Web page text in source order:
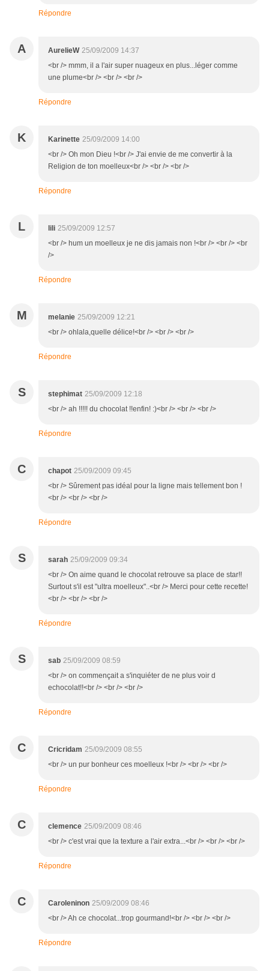
Répondre
A AurelieW 25/09/2009 14:37
<br /> mmm, il a l'air super nuageux en plus...léger comme
une plume<br /> <br /> <br />
Répondre
K Karinette 25/09/2009 14:00
<br /> Oh mon Dieu !<br /> J'ai envie de me convertir à la
Religion de ton moelleux<br /> <br /> <br />
Répondre
L lili 25/09/2009 12:57
<br /> hum un moelleux je ne dis jamais non !<br /> <br /> <br
/>
Répondre
M melanie 25/09/2009 12:21
<br /> ohlala,quelle délice!<br /> <br /> <br />
Répondre
S stephimat 25/09/2009 12:18
<br /> ah !!!!! du chocolat !!enfin! :)<br /> <br /> <br />
Répondre
C chapot 25/09/2009 09:45
<br /> Sûrement pas idéal pour la ligne mais tellement bon !
<br /> <br /> <br />
Répondre
S sarah 25/09/2009 09:34
<br /> On aime quand le chocolat retrouve sa place de star!!
Surtout s'il est "ultra moelleux"..<br /> Merci pour cette recette!
<br /> <br /> <br />
Répondre
S sab 25/09/2009 08:59
<br /> on commençait a s'inquiéter de ne plus voir d
echocolat!!<br /> <br /> <br />
Répondre
C Cricridam 25/09/2009 08:55
<br /> un pur bonheur ces moelleux !<br /> <br /> <br />
Répondre
C clemence 25/09/2009 08:46
<br /> c'est vrai que la texture a l'air extra...<br /> <br /> <br />
Répondre
C Caroleninon 25/09/2009 08:46
<br /> Ah ce chocolat...trop gourmand!<br /> <br /> <br />
Répondre